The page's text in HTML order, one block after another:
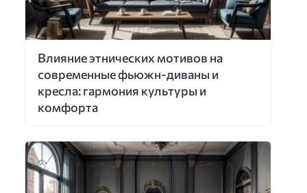
Влияние этнических мотивов на
современные фьюжн-диваны и
кресла: гармония культуры и
комфорта